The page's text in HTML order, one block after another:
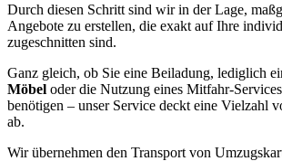
Durch diesen Schritt sind wir in der Lage,
Angebote zu erstellen, die exakt auf Ihre
zugeschnitten sind.
Ganz gleich, ob Sie eine Beiladung, lediglich
Möbel oder die Nutzung eines Mitfahr-
benötigen – unser Service deckt eine Vielzahl
ab.
Wir übernehmen den Transport von